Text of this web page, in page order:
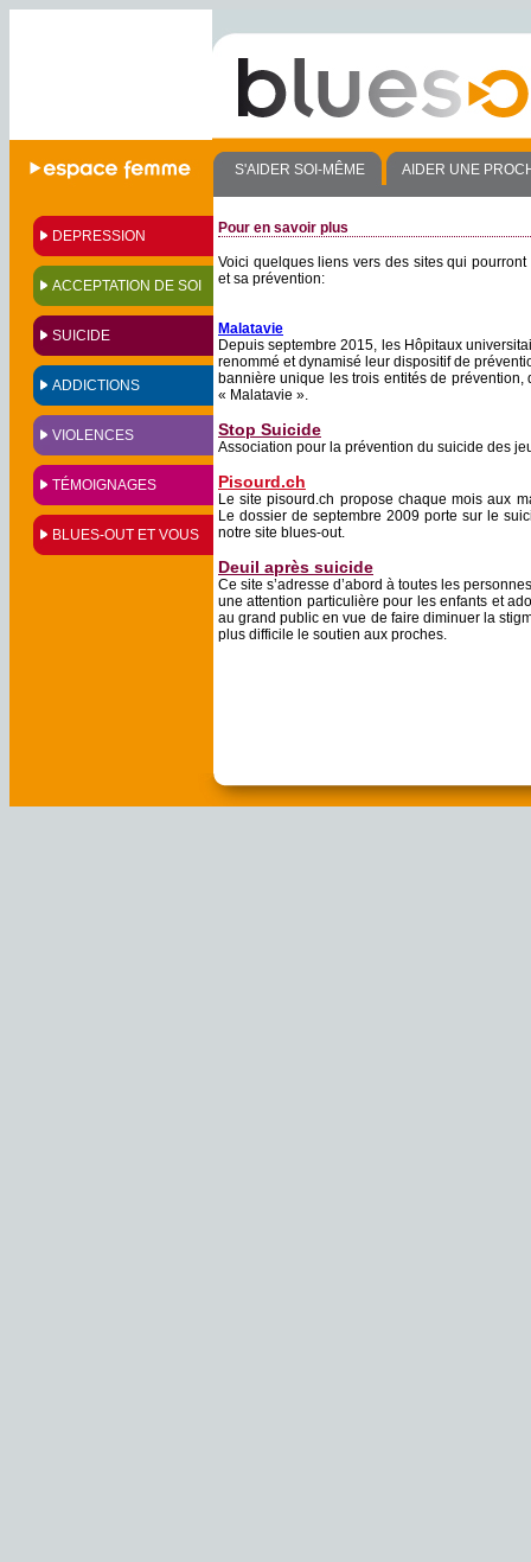
S'AIDER SOI-MÊME AIDER UNE
DEPRESSION
ACCEPTATION DE SOI
SUICIDE
ADDICTIONS
VIOLENCES
TÉMOIGNAGES
BLUES-OUT ET VOUS
Pour en savoir plus
Voici quelques liens vers des sites qui
et sa prévention:
Malatavie
Depuis septembre 2015, les Hôpitaux
renommé et dynamisé leur dispositif de
bannière unique les trois entités de
« Malatavie ».
Stop Suicide
Association pour la prévention du suicide des
Pisourd.ch
Le site pisourd.ch propose chaque mois aux
Le dossier de septembre 2009 porte sur le
notre site blues-out.
Deuil après suicide
Ce site s’adresse d’abord à toutes les
une attention particulière pour les enfants et
au grand public en vue de faire diminuer la
plus difficile le soutien aux proches.